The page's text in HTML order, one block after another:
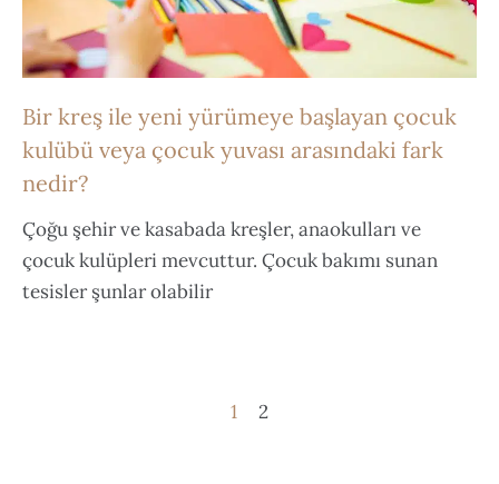
Bir kreş ile yeni yürümeye başlayan çocuk
kulübü veya çocuk yuvası arasındaki fark
nedir?
Çoğu şehir ve kasabada kreşler, anaokulları ve
çocuk kulüpleri mevcuttur. Çocuk bakımı sunan
tesisler şunlar olabilir
1 2